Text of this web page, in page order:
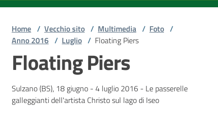
Home / Vecchio sito / Multimedia / Foto /
Anno 2016 / Luglio / Floating Piers
Floating Piers
Sulzano (BS), 18 giugno - 4 luglio 2016 - Le passerelle
galleggianti dell'artista Christo sul lago di Iseo